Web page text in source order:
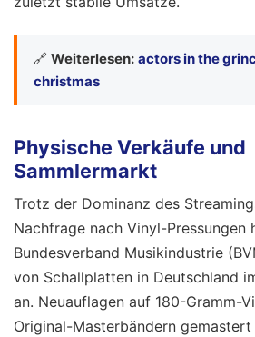
🔗 Weiterlesen: actors in the
christmas
Physische Verkäufe und
Sammlermarkt
Trotz der Dominanz des
Nachfrage nach Vinyl-Pressungen
Bundesverband Musikindustrie
von Schallplatten in Deutschland
an. Neuauflagen auf 180-Gramm-
Original-Masterbändern